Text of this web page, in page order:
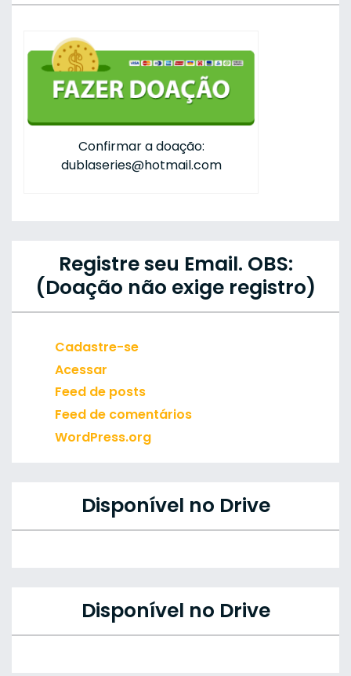
Confirmar a doação:
dublaseries@hotmail.com
Registre seu Email. OBS:
(Doação não exige registro)
Cadastre-se
Acessar
Feed de posts
Feed de comentários
WordPress.org
Disponível no Drive
Disponível no Drive